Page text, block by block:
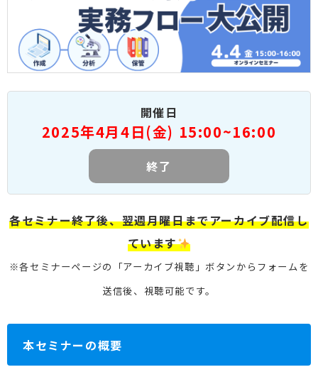
開催日
2025年4月4日(金) 15:00~16:00
終了
各セミナー終了後、翌週月曜日までアーカイブ配信し
ています
※各セミナーページの「アーカイブ視聴」ボタンからフォームを
送信後、視聴可能です。
本セミナーの概要